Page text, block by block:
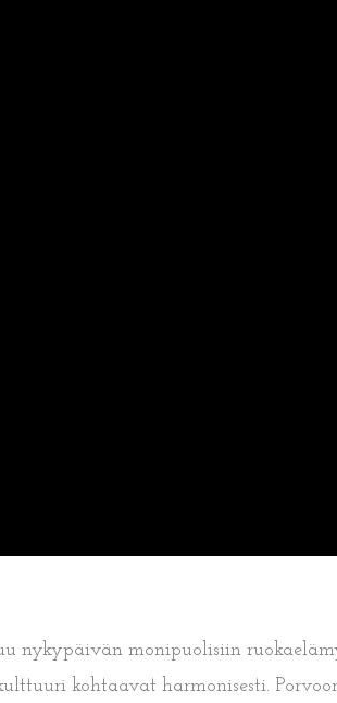
nykypäivän monipuolisiin
kohtaavat harmonisesti.